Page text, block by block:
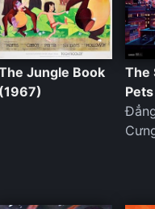
Jungle Book
(1967)
The